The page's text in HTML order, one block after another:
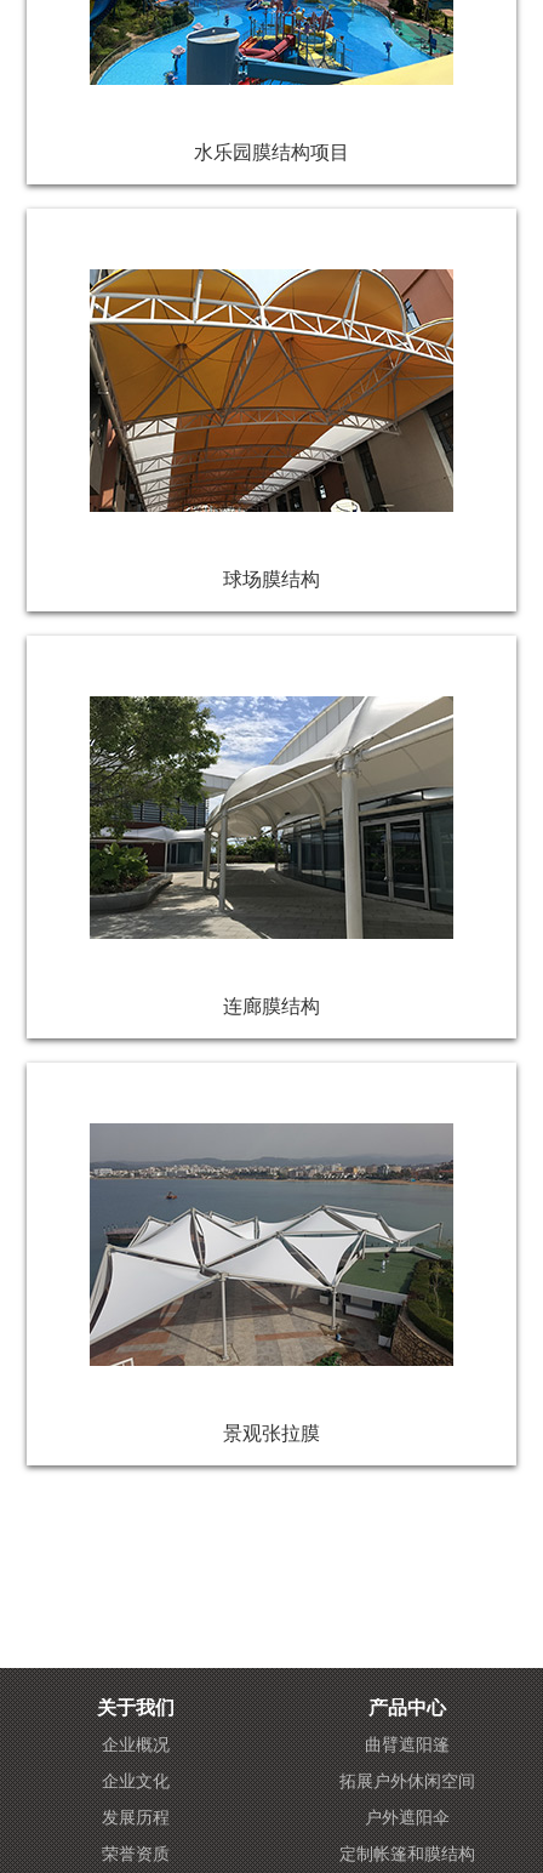
水乐园膜结构项目
球场膜结构
连廊膜结构
景观张拉膜
关于我们
企业概况
企业文化
发展历程
荣誉资质
产品中心
曲臂遮阳篷
拓展户外休闲空间
户外遮阳伞
定制帐篷和膜结构